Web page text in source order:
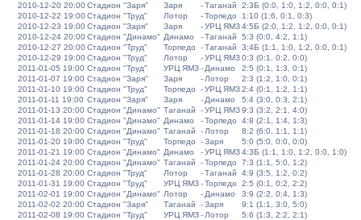
2010-12-20 20:00Стадион "Заря" Заря -Таганай
2:3Б (0:0, 1:0, 1:2, 0:0, 0:1)
2010-12-22 19:00Стадион "Труд" Лотор -Торпедо
1:10 (1:6, 0:1, 0:3)
2010-12-23 19:00Стадион "Заря" Заря -УРЦ ЯМЗ4:5Б (2:0, 1:2, 1:2, 0:0, 0:1)
2010-12-24 20:00Стадион "Динамо" Динамо -Таганай
5:3 (0:0, 4:2, 1:1)
2010-12-27 20:00Стадион "Труд" Торпедо -Таганай
3:4Б (1:1, 1:0, 1:2, 0:0, 0:1)
2010-12-29 19:00Стадион "Труд" Лотор -УРЦ ЯМЗ0:3 (0:1, 0:2, 0:0)
2011-01-05 19:00 Стадион "Труд" УРЦ ЯМЗ- Динамо
2:5 (0:1, 1:3, 0:1)
2011-01-07 19:00 Стадион "Заря" Заря - Лотор
2:3 (1:2, 1:0, 0:1)
2011-01-10 19:00 Стадион "Труд" Торпедо -УРЦ ЯМЗ2:4 (0:1, 1:2, 1:1)
2011-01-11 19:00 Стадион "Заря" Заря - Динамо
5:4 (3:0, 0:3, 2:1)
2011-01-13 20:00 Стадион "Динамо" Таганай -УРЦ ЯМЗ9:3 (3:2, 2:1, 4:0)
2011-01-14 19:00 Стадион "Динамо" Динамо -Торпедо
4:8 (2:1, 1:4, 1:3)
2011-01-18 20:00 Стадион "Динамо" Таганай - Лотор
8:2 (6:0, 1:1, 1:1)
2011-01-20 19:00 Стадион "Труд" Торпедо -Заря
5:0 (5:0, 0:0, 0:0)
2011-01-21 19:00 Стадион "Динамо" Динамо -УРЦ ЯМЗ4:3Б (1:1, 1:0, 1:2, 0:0, 1:0)
2011-01-24 20:00 Стадион "Динамо" Таганай -Торпедо
7:3 (1:1, 5:0, 1:2)
2011-01-28 20:00 Стадион "Труд" Лотор -Таганай
4:9 (3:5, 1:2, 0:2)
2011-01-31 19:00 Стадион "Труд" УРЦ ЯМЗ-Торпедо
2:5 (0:1, 0:2, 2:2)
2011-02-01 19:00 Стадион "Динамо" Лотор - Динамо
3:9 (2:2, 0:4, 1:3)
2011-02-02 20:00 Стадион "Заря" Таганай -Заря
9:1 (1:1, 3:0, 5:0)
2011-02-08 19:00 Стадион "Труд" УРЦ ЯМЗ- Лотор
5:6 (1:3, 2:2, 2:1)